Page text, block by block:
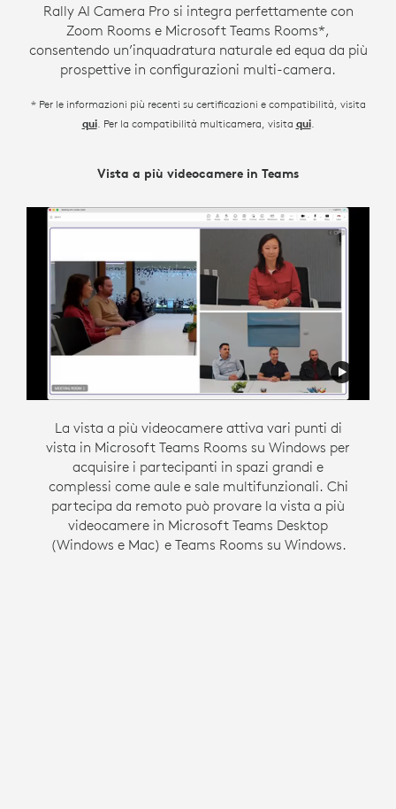
Vista a più videocamere in Teams
La vista a più videocamere attiva vari punti di
vista in Microsoft Teams Rooms su Windows per
acquisire i partecipanti in spazi grandi e
complessi come aule e sale multifunzionali. Chi
partecipa da remoto può provare la vista a più
videocamere in Microsoft Teams Desktop
(Windows e Mac) e Teams Rooms su Windows.
Direttore Intelligente di Zoom
Intelligent Director è progettato per supportare
una comunicazione flessibile creando un
ambiente di riunione ibrido inclusivo. Questa
funzione di Zoom Rooms su Windows offre ai
presenti in sala il proprio spazio in una vista a
galleria, in modo che abbiano le stesse
opportunità di essere viste e ascoltate di tutti gli
Rally AI Camera Pro si integra perfettamente con
Zoom Rooms e Microsoft Teams Rooms*,
consentendo un’inquadratura naturale ed equa da più
prospettive in configurazioni multi-camera.
* Per le informazioni più recenti su certificazioni e compatibilità, visita
qui. Per la compatibilità multicamera, visita qui.